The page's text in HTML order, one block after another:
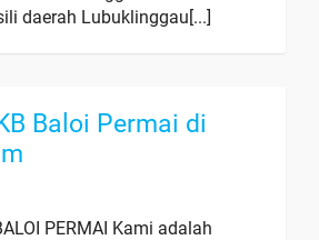
daerah Lubuklinggau[...]
Baloi Permai di
PERMAI Kami adalah